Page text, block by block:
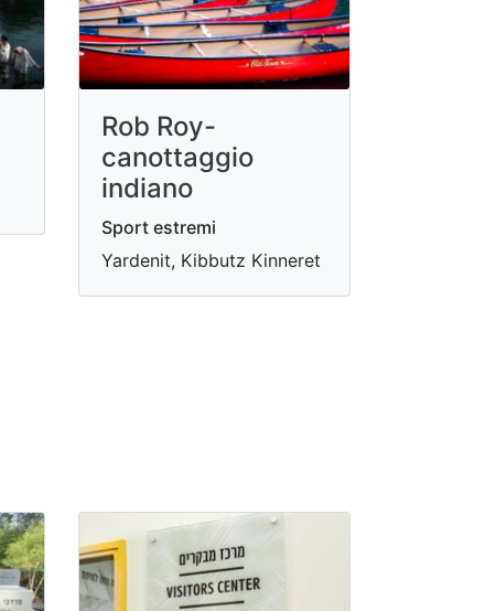
Rob Roy-
canottaggio
indiano
Sport estremi
Yardenit, Kibbutz Kinneret